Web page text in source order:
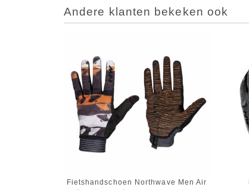
Andere klanten bekeken ook
Fietshandschoen Northwave Men Air